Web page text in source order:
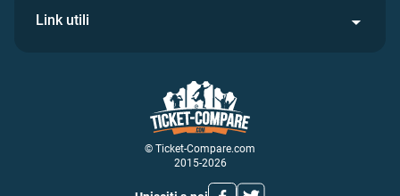
© Ticket-Compare.com
2015-2026
Link utili